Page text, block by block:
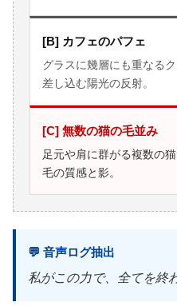
[B] カフェのパフェ
グラスに幾層にも重なる
差し込む陽光の反射。
[C] 無数の猫の毛並み
足元や肩に群がる複数の
毛の質感と影。
💬 音声ログ抽出
私がこの力で、全てを終